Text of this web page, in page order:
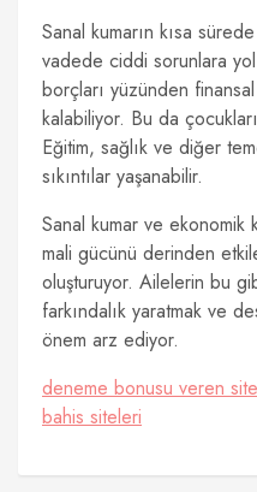
Sanal kumarın kısa
vadede ciddi sorunlara
borçları yüzünden
kalabiliyor. Bu da
Eğitim, sağlık ve diğer
sıkıntılar yaşanabilir.
Sanal kumar ve ekonomik
mali gücünü derinden
oluşturuyor. Ailelerin bu
farkındalık yaratmak ve
önem arz ediyor.
deneme bonusu veren
bahis siteleri